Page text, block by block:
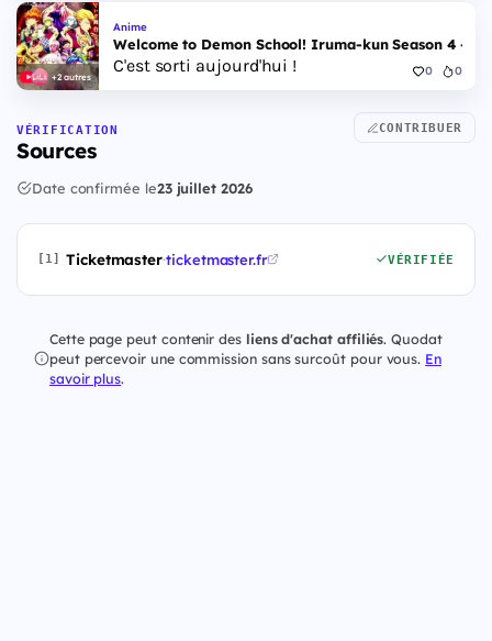
+2 autres
Anime
Welcome to Demon School! Iruma-kun Season 4 -
C'est sorti aujourd'hui ! 0 0
VÉRIFICATION
Sources
CONTRIBUER
Date confirmée le23 juillet 2026
[1] Ticketmaster·ticketmaster.fr VÉRIFIÉE
Cette page peut contenir des liens d'achat affiliés. Quodat
peut percevoir une commission sans surcoût pour vous. En
savoir plus.